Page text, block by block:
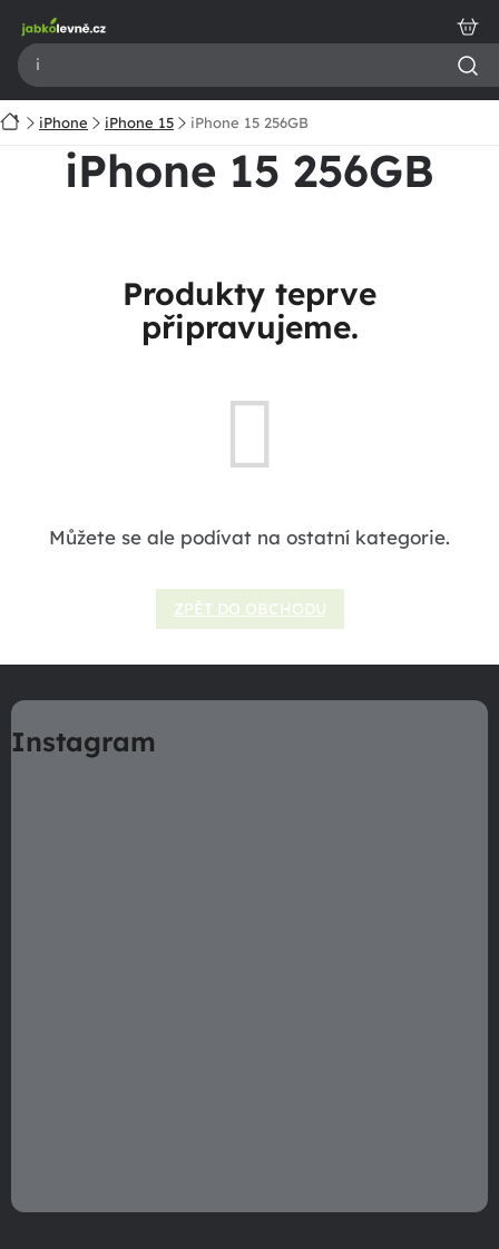
obsah
DomůiPhone iPhone 15 iPhone 15 256GB
iPhone 15 256GB
Produkty teprve
připravujeme.
Můžete se ale podívat na ostatní kategorie.
ZPĚT DO OBCHODU
á
pInstagram